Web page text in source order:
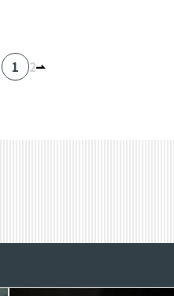
1 2